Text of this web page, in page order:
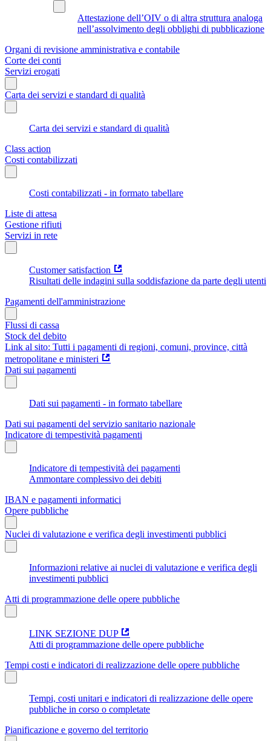
Attestazione dell’OIV o di altra struttura analoga
nell’assolvimento degli obblighi di pubblicazione
Organi di revisione amministrativa e contabile
Corte dei conti
Servizi erogati
Carta dei servizi e standard di qualità
Carta dei servizi e standard di qualità
Class action
Costi contabilizzati
Costi contabilizzati - in formato tabellare
Liste di attesa
Gestione rifiuti
Servizi in rete
Customer satisfaction
Risultati delle indagini sulla soddisfazione da parte degli utenti
Pagamenti dell'amministrazione
Flussi di cassa
Stock del debito
Link al sito: Tutti i pagamenti di regioni, comuni, province, città
metropolitane e ministeri
Dati sui pagamenti
Dati sui pagamenti - in formato tabellare
Dati sui pagamenti del servizio sanitario nazionale
Indicatore di tempestività pagamenti
Indicatore di tempestività dei pagamenti
Ammontare complessivo dei debiti
IBAN e pagamenti informatici
Opere pubbliche
Nuclei di valutazione e verifica degli investimenti pubblici
Informazioni relative ai nuclei di valutazione e verifica degli
investimenti pubblici
Atti di programmazione delle opere pubbliche
LINK SEZIONE DUP
Atti di programmazione delle opere pubbliche
Tempi costi e indicatori di realizzazione delle opere pubbliche
Tempi, costi unitari e indicatori di realizzazione delle opere
pubbliche in corso o completate
Pianificazione e governo del territorio